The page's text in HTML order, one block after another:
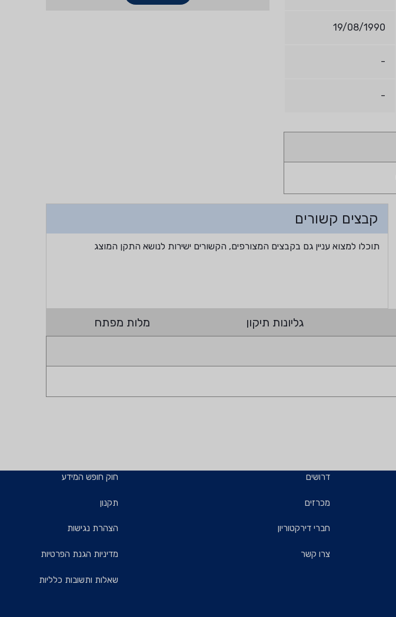
19/08/1990
-
-
קבצים קשורים
תוכלו למצוא עניין גם בקבצים המצורפים, הקשורים ישירות לנושא התקן המוצג
גליונות תיקון מלות מפתח
דרושים
מכרזים
חברי דירקטוריון
צרו קשר
חוק חופש המידע
תקנון
הצהרת נגישות
מדיניות הגנת הפרטיות
שאלות ותשובות כלליות